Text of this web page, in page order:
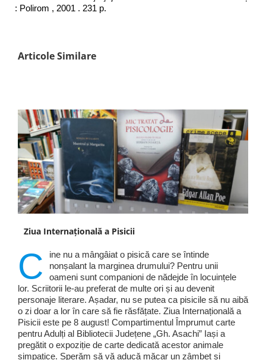
: Polirom , 2001 . 231 p.
Articole Similare
Ziua Internațională a Pisicii
C
ine nu a mângâiat o pisică care se întinde
nonșalant la marginea drumului? Pentru unii
oameni sunt companioni de nădejde în locuințele
lor. Scriitorii le-au preferat de multe ori și au devenit
personaje literare. Așadar, nu se putea ca pisicile să nu aibă
o zi doar a lor în care să fie răsfățate. Ziua Internațională a
Pisicii este pe 8 august! Compartimentul Împrumut carte
pentru Adulți al Bibliotecii Județene „Gh. Asachi” Iași a
pregătit o expoziție de carte dedicată acestor animale
simpatice. Sperăm să vă aducă măcar un zâmbet și